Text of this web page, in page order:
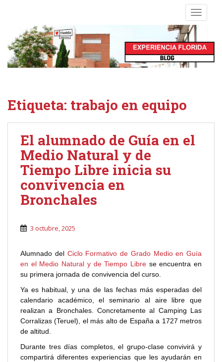
Etiqueta: trabajo en equipo
El alumnado de Guía en el
Medio Natural y de
Tiempo Libre inicia su
convivencia en
Bronchales
3 octubre, 2025
Alumnado del Ciclo Formativo de Grado Medio en Guía
en el Medio Natural y de Tiempo Librese encuentra en
su primera jornada de convivencia del curso.
Ya es habitual, y una de las fechas más esperadas del
calendario académico, el seminario al aire libre que
realizan a Bronchales. Concretamente al Camping Las
Corralizas (Teruel), el más alto de España a 1727 metros
de altitud.
Durante tres días completos, el grupo-clase convivirá y
compartirá diferentes experiencias que les ayudarán en